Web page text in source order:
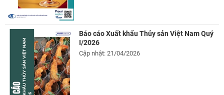
Báo cáo Xuất khẩu Thủy sản Việt Nam Quý
I/2026
Cập nhật: 21/04/2026